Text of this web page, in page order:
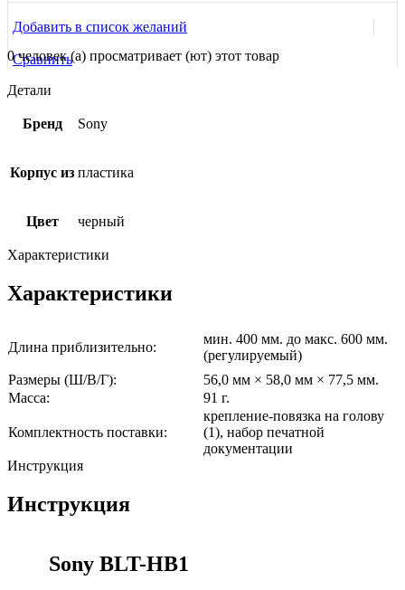
Добавить в список желаний
Сравнить
0 человек (а) просматривает (ют) этот товар
Детали
Бренд Sony
Корпус из пластика
Цвет черный
Характеристики
Характеристики
Длина приблизительно:
мин. 400 мм. до макс. 600 мм.
(регулируемый)
Размеры (Ш/В/Г):
56,0 мм × 58,0 мм × 77,5 мм.
Масса:
91 г.
Комплектность поставки:
крепление-повязка на голову
(1), набор печатной
документации
Инструкция
Инструкция
Sony BLT-HB1